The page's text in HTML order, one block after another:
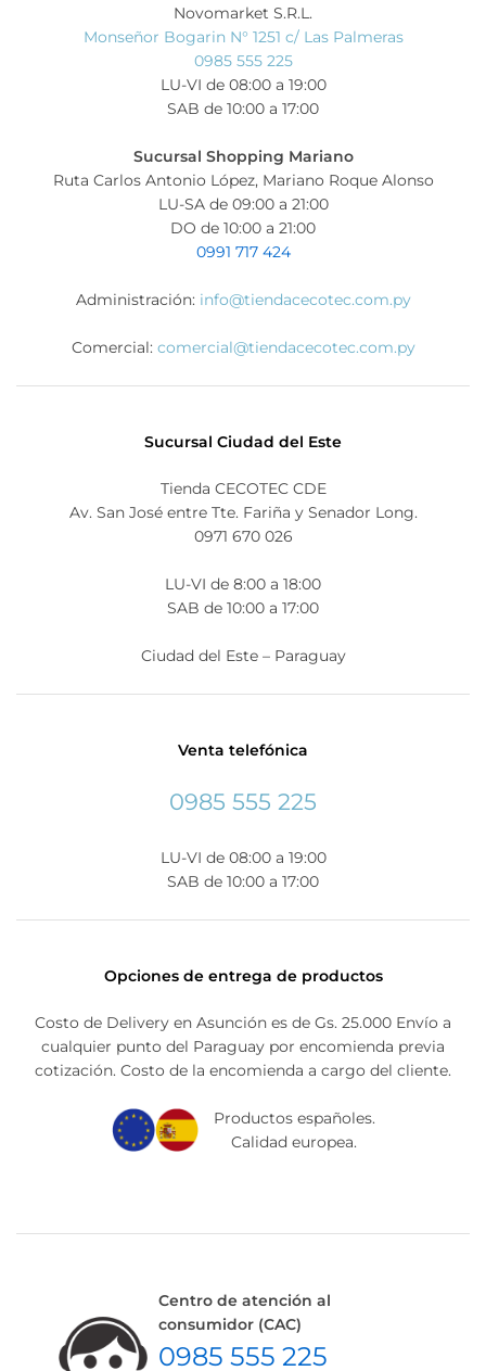
Novomarket S.R.L.
Monseñor Bogarin N° 1251 c/ Las Palmeras
0985 555 225
LU-VI de 08:00 a 19:00
SAB de 10:00 a 17:00
Sucursal Shopping Mariano
Ruta Carlos Antonio López, Mariano Roque Alonso
LU-SA de 09:00 a 21:00
DO de 10:00 a 21:00
0991 717 424
Administración: info@tiendacecotec.com.py
Comercial: comercial@tiendacecotec.com.py
Sucursal Ciudad del Este
Tienda CECOTEC CDE
Av. San José entre Tte. Fariña y Senador Long.
0971 670 026
LU-VI de 8:00 a 18:00
SAB de 10:00 a 17:00
Ciudad del Este – Paraguay
Venta telefónica
0985 555 225
LU-VI de 08:00 a 19:00
SAB de 10:00 a 17:00
Opciones de entrega de productos
Costo de Delivery en Asunción es de Gs. 25.000 Envío a
cualquier punto del Paraguay por encomienda previa
cotización. Costo de la encomienda a cargo del cliente.
Productos españoles.
Calidad europea.
Centro de atención al
consumidor (CAC)
0985 555 225